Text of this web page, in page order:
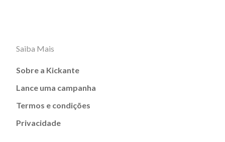
Saiba Mais
Sobre a Kickante
Lance uma campanha
Termos e condições
Privacidade